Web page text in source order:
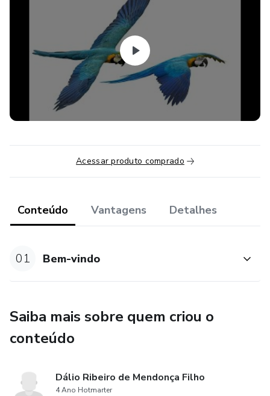
Acessar produto comprado
Conteúdo Vantagens Detalhes
01 Bem-vindo
Saiba mais sobre quem criou o
conteúdo
Dálio Ribeiro de Mendonça Filho
4 Ano Hotmarter